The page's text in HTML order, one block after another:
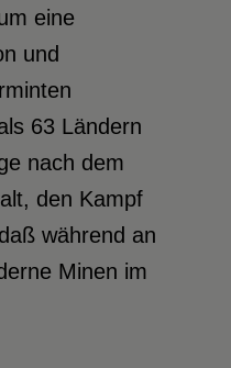
eine
und
63 Ländern
nach dem
den Kampf
während an
Minen im